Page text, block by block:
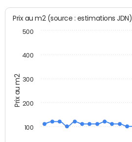
Prix au m2
Prix au m2 (source : estimations JDN)
100
200
300
400
500